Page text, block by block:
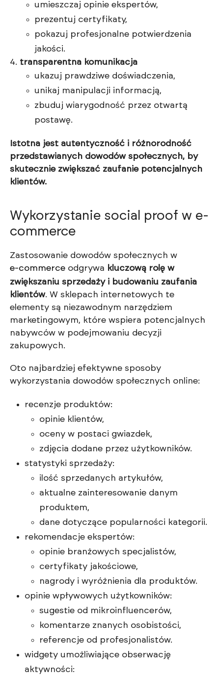
umieszczaj opinie ekspertów,
prezentuj certyfikaty,
pokazuj profesjonalne potwierdzenia
jakości.
transparentna komunikacja
ukazuj prawdziwe doświadczenia,
unikaj manipulacji informacją,
zbuduj wiarygodność przez otwartą
postawę.
Istotna jest autentyczność i różnorodność
przedstawianych dowodów społecznych, by
skutecznie zwiększać zaufanie potencjalnych
klientów.
Wykorzystanie social proof w e-
commerce
Zastosowanie dowodów społecznych w
e-commerce odgrywa kluczową rolę w
zwiększaniu sprzedaży i budowaniu zaufania
klientów. W sklepach internetowych te
elementy są niezawodnym narzędziem
marketingowym, które wspiera potencjalnych
nabywców w podejmowaniu decyzji
zakupowych.
Oto najbardziej efektywne sposoby
wykorzystania dowodów społecznych online:
recenzje produktów:
opinie klientów,
oceny w postaci gwiazdek,
zdjęcia dodane przez użytkowników.
statystyki sprzedaży:
ilość sprzedanych artykułów,
aktualne zainteresowanie danym
produktem,
dane dotyczące popularności kategorii.
rekomendacje ekspertów:
opinie branżowych specjalistów,
certyfikaty jakościowe,
nagrody i wyróżnienia dla produktów.
opinie wpływowych użytkowników:
sugestie od mikroinfluencerów,
komentarze znanych osobistości,
referencje od profesjonalistów.
widgety umożliwiające obserwację
aktywności: